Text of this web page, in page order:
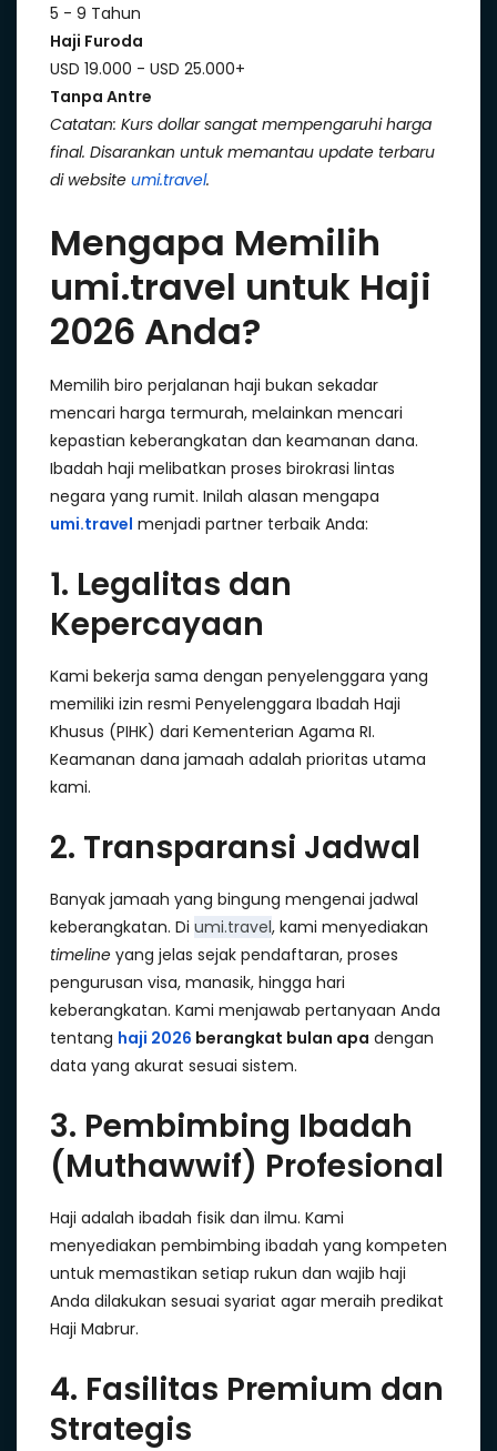
5 - 9 Tahun
Haji Furoda
USD 19.000 - USD 25.000+
Tanpa Antre
Catatan: Kurs dollar sangat mempengaruhi harga
final. Disarankan untuk memantau update terbaru
di website umi.travel.
Mengapa Memilih
umi.travel untuk Haji
2026 Anda?
Memilih biro perjalanan haji bukan sekadar
mencari harga termurah, melainkan mencari
kepastian keberangkatan dan keamanan dana.
Ibadah haji melibatkan proses birokrasi lintas
negara yang rumit. Inilah alasan mengapa
umi.travel menjadi partner terbaik Anda:
1. Legalitas dan
Kepercayaan
Kami bekerja sama dengan penyelenggara yang
memiliki izin resmi Penyelenggara Ibadah Haji
Khusus (PIHK) dari Kementerian Agama RI.
Keamanan dana jamaah adalah prioritas utama
kami.
2. Transparansi Jadwal
Banyak jamaah yang bingung mengenai jadwal
keberangkatan. Di umi.travel, kami menyediakan
timeline yang jelas sejak pendaftaran, proses
pengurusan visa, manasik, hingga hari
keberangkatan. Kami menjawab pertanyaan Anda
tentang haji 2026 berangkat bulan apa dengan
data yang akurat sesuai sistem.
3. Pembimbing Ibadah
(Muthawwif) Profesional
Haji adalah ibadah fisik dan ilmu. Kami
menyediakan pembimbing ibadah yang kompeten
untuk memastikan setiap rukun dan wajib haji
Anda dilakukan sesuai syariat agar meraih predikat
Haji Mabrur.
4. Fasilitas Premium dan
Strategis